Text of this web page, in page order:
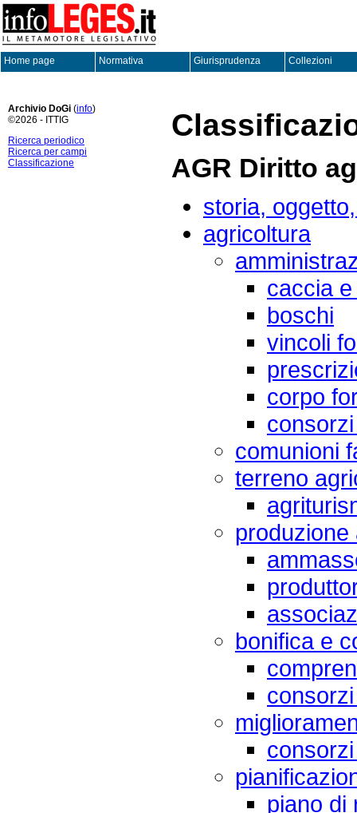
Home page Normativa Giurisprudenza Collezioni
Archivio DoGi (info)
©2026 - ITTIG
Ricerca periodico
Ricerca per campi
Classificazione
AGR Diritto
storia,
agricoltura
caccia
boschi
vincoli
corpo
comunioni
terreno
produzione
bonifica e
piano di